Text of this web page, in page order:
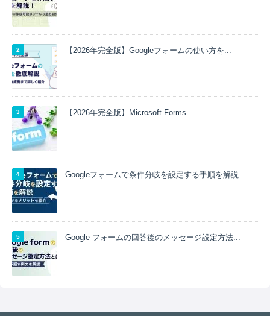
【2026年完全版】Googleフォームの使い方を...
【2026年完全版】Microsoft Forms...
Googleフォームで条件分岐を設定する手順を解説...
Google フォームの回答後のメッセージ設定方法...